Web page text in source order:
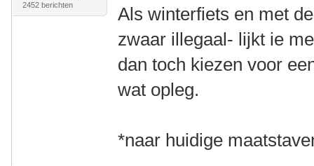
2452 berichten
Als winterfiets en met
zwaar illegaal- lijkt ie
dan toch kiezen voor
wat opleg.
*naar huidige